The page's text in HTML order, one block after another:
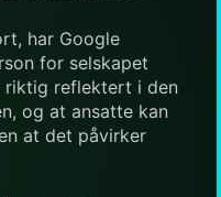
har Google
for selskapet
riktig reflektert i den
og at ansatte kan
at det påvirker